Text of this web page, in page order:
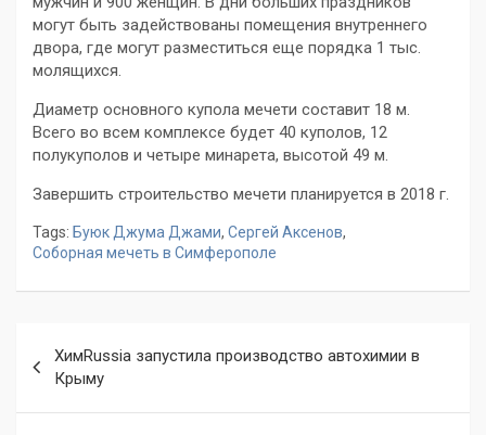
могут быть задействованы помещения внутреннего
двора, где могут разместиться еще порядка 1 тыс.
молящихся.
Диаметр основного купола мечети составит 18 м.
Всего во всем комплексе будет 40 куполов, 12
полукуполов и четыре минарета, высотой 49 м.
Завершить строительство мечети планируется в 2018 г.
Tags: Буюк Джума Джами, Сергей Аксенов,
Соборная мечеть в Симферополе
по
записям
ХимRussia запустила производство автохимии в
Крыму